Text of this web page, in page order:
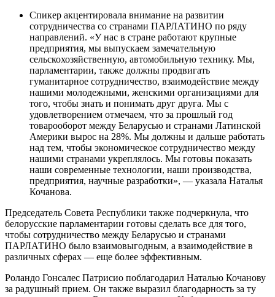
Спикер акцентировала внимание на развитии
сотрудничества со странами ПАРЛАТИНО по ряду
направлений. «У нас в стране работают крупные
предприятия, мы выпускаем замечательную
сельскохозяйственную, автомобильную технику. Мы,
парламентарии, также должны продвигать
гуманитарное сотрудничество, взаимодействие между
нашими молодежными, женскими организациями для
того, чтобы знать и понимать друг друга. Мы с
удовлетворением отмечаем, что за прошлый год
товарооборот между Беларусью и странами Латинской
Америки вырос на 28%. Мы должны и дальше работать
над тем, чтобы экономическое сотрудничество между
нашими странами укреплялось. Мы готовы показать
наши современные технологии, наши производства,
предприятия, научные разработки», — указала Наталья
Кочанова.
Председатель Совета Республики также подчеркнула, что
белорусские парламентарии готовы сделать все для того,
чтобы сотрудничество между Беларусью и странами
ПАРЛАТИНО было взаимовыгодным, а взаимодействие в
различных сферах — еще более эффективным.
Роландо Гонсалес Патрисио поблагодарил Наталью Кочанову
за радушный прием. Он также выразил благодарность за ту